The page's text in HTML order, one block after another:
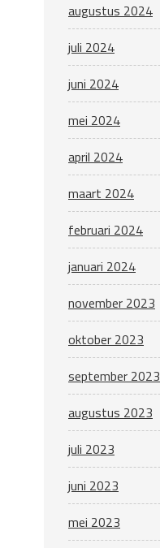
augustus 2024
juli 2024
juni 2024
mei 2024
april 2024
maart 2024
februari 2024
januari 2024
november 2023
oktober 2023
september 2023
augustus 2023
juli 2023
juni 2023
mei 2023